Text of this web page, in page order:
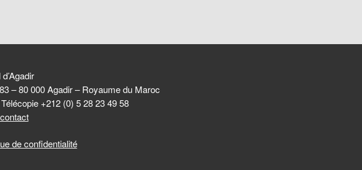
– 80 000 Agadir – Royaume du Maroc
+212 (0) 5 28 23 49 58
de confidentialité